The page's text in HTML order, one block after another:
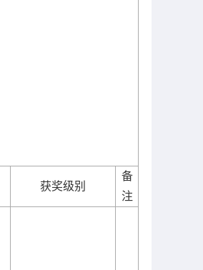
获奖级别
备
注